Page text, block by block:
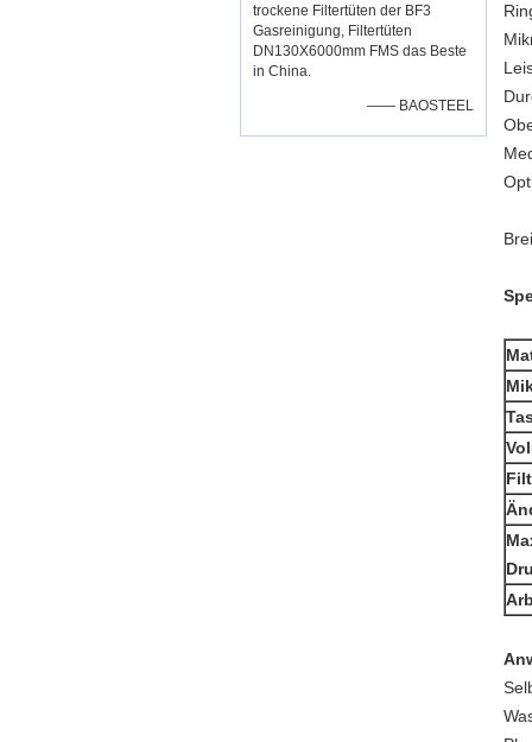
trockene Filtertüten der BF3
Gasreinigung, Filtertüten
DN130X6000mm FMS das Beste
in China.
—— BAOSTEEL